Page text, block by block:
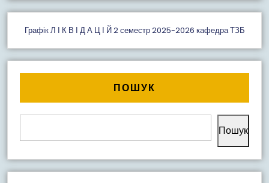
Графік Л І К В І Д А Ц І Й 2 семестр 2025-2026 кафедра ТЗБ
ПОШУК
Пошук